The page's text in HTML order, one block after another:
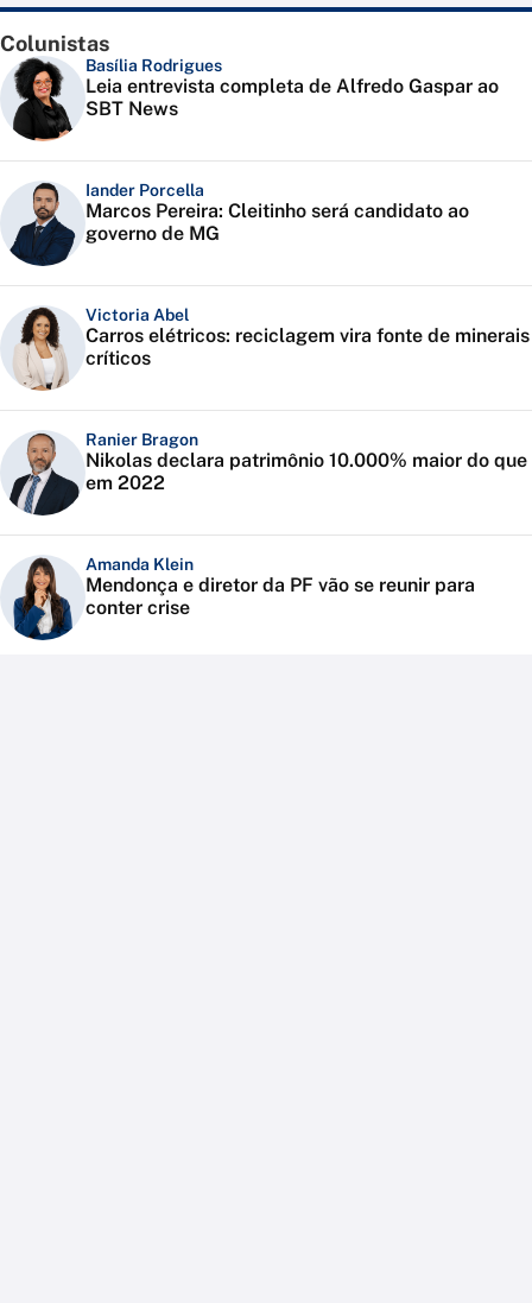
Colunistas
Basília Rodrigues
Leia entrevista completa de Alfredo Gaspar ao
SBT News
Iander Porcella
Marcos Pereira: Cleitinho será candidato ao
governo de MG
Victoria Abel
Carros elétricos: reciclagem vira fonte de minerais
críticos
Ranier Bragon
Nikolas declara patrimônio 10.000% maior do que
em 2022
Amanda Klein
Mendonça e diretor da PF vão se reunir para
conter crise